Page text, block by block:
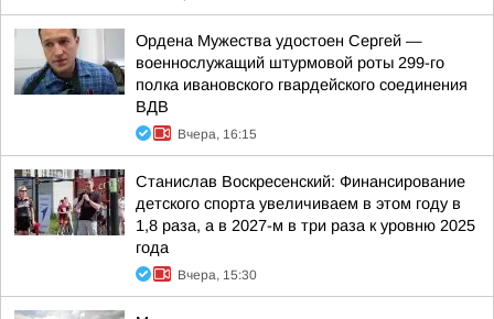
Ордена Мужества удостоен Сергей —
военнослужащий штурмовой роты 299-го
полка ивановского гвардейского соединения
ВДВ
Вчера, 16:15
Станислав Воскресенский: Финансирование
детского спорта увеличиваем в этом году в
1,8 раза, а в 2027-м в три раза к уровню 2025
года
Вчера, 15:30